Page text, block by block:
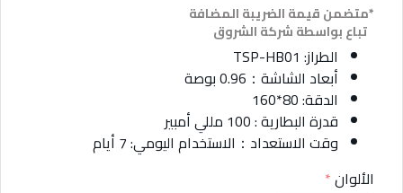
*متضمن قيمة الضريبة المضافة
تباع بواسطة شركة الشروق
الطراز: TSP-HB01
أبعاد الشاشة：0.96 بوصة
الدقة: 80*160
قدرة البطارية : 100 مللي أمبير
وقت الاستعداد：الاستخدام اليومي: 7 أيام
الألوان